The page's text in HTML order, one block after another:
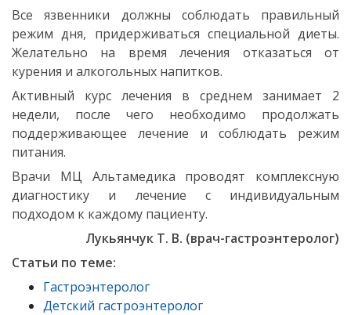
Все язвенники должны соблюдать правильный
режим дня, придерживаться специальной диеты.
Желательно на время лечения отказаться от
курения и алкогольных напитков.
Активный курс лечения в среднем занимает 2
недели, после чего необходимо продолжать
поддерживающее лечение и соблюдать режим
питания.
Врачи МЦ Альтамедика проводят комплексную
диагностику и лечение с индивидуальным
подходом к каждому пациенту.
Лукьянчук Т. В. (врач-гастроэнтеролог)
Статьи по теме:
Гастроэнтеролог
Детский гастроэнтеролог